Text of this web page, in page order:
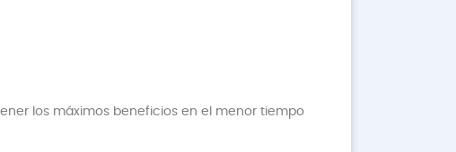
los máximos beneficios en el menor tiempo